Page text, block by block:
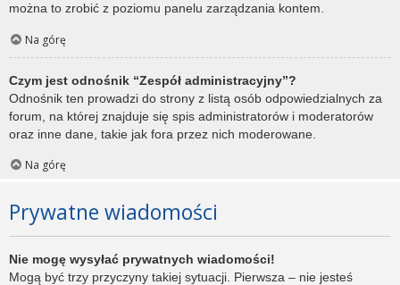
można to zrobić z poziomu panelu zarządzania kontem.
Na górę
Czym jest odnośnik “Zespół administracyjny”?
Odnośnik ten prowadzi do strony z listą osób odpowiedzialnych za
forum, na której znajduje się spis administratorów i moderatorów
oraz inne dane, takie jak fora przez nich moderowane.
Na górę
Prywatne wiadomości
Nie mogę wysyłać prywatnych wiadomości!
Mogą być trzy przyczyny takiej sytuacji. Pierwsza – nie jesteś